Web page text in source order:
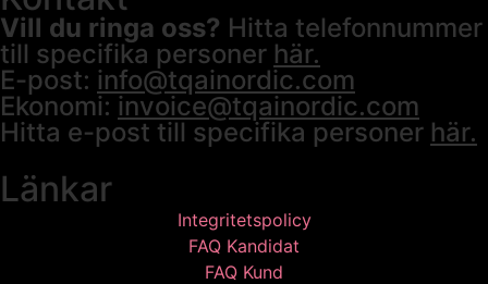
Vill du ringa oss? Hitta telefonnummer
till specifika personer här.
E-post: info@tqainordic.com
Ekonomi: invoice@tqainordic.com
Hitta e-post till specifika personer här.
Länkar
Integritetspolicy
FAQ Kandidat
FAQ Kund